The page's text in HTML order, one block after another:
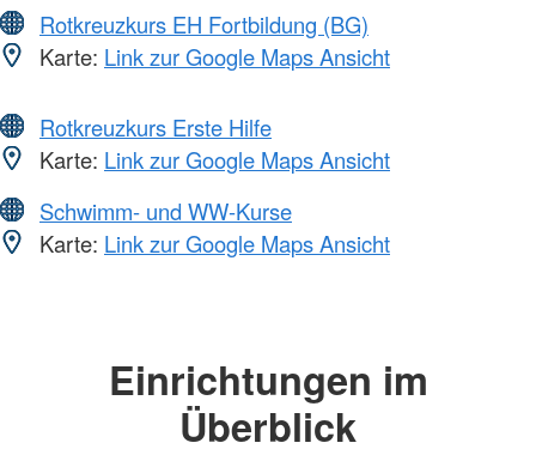
Rotkreuzkurs EH Fortbildung (BG)
Karte: Link zur Google Maps Ansicht
Rotkreuzkurs Erste Hilfe
Karte: Link zur Google Maps Ansicht
Schwimm- und WW-Kurse
Karte: Link zur Google Maps Ansicht
Einrichtungen im
Überblick